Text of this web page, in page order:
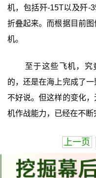
机，包括歼-15T以及歼-
折叠起来。而根据目前
机。
至于这些飞机，究
的，还是在海上完成了
不好说。但这样的变化
机作战能力，已经在不断
上一页